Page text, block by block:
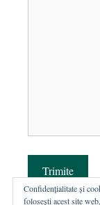
Trimite
Confidențialitate și
folosești acest site